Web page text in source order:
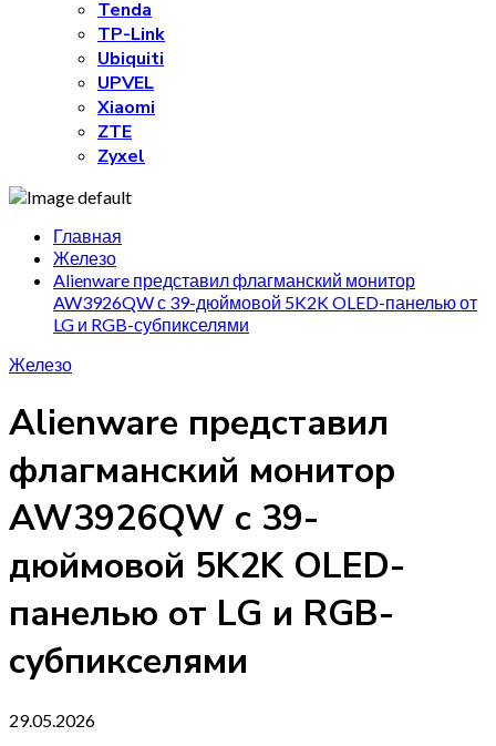
Tenda
TP-Link
Ubiquiti
UPVEL
Xiaomi
ZTE
Zyxel
Главная
Железо
Alienware представил флагманский монитор
AW3926QW с 39-дюймовой 5K2K OLED-панелью от
LG и RGB-субпикселями
Железо
Alienware представил
флагманский монитор
AW3926QW с 39-
дюймовой 5K2K OLED-
панелью от LG и RGB-
субпикселями
29.05.2026